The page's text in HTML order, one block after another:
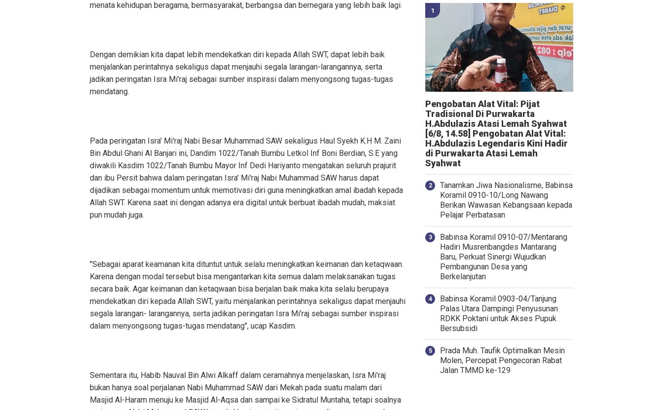
menata kehidupan beragama, bermasyarakat, berbangsa dan bernegara yang lebih baik lagi.
Dengan demikian kita dapat lebih mendekatkan diri kepada Allah SWT, dapat lebih baik
menjalankan perintahnya sekaligus dapat menjauhi segala larangan-larangannya, serta
jadikan peringatan Isra Mi’raj sebagai sumber inspirasi dalam menyongsong tugas-tugas
mendatang.
Pada peringatan Isra' Mi'raj Nabi Besar Muhammad SAW sekaligus Haul Syekh K.H M. Zaini
Bin Abdul Ghani Al Banjari ini, Dandim 1022/Tanah Bumbu Letkol Inf Boni Berdian, S.E yang
diwakili Kasdim 1022/Tanah Bumbu Mayor Inf Dedi Hariyanto mengatakan seluruh prajurit
dan ibu Persit bahwa dalam peringatan Isra' Mi'raj Nabi Muhammad SAW harus dapat
dijadikan sebagai momentum untuk memotivasi diri guna meningkatkan amal ibadah kepada
Allah SWT. Karena saat ini dengan adanya era digital untuk berbuat ibadah mudah, maksiat
pun mudah juga.
"Sebagai aparat keamanan kita dituntut untuk selalu meningkatkan keimanan dan ketaqwaan.
Karena dengan modal tersebut bisa mengantarkan kita semua dalam melaksanakan tugas
secara baik. Agar keimanan dan ketaqwaan bisa berjalan baik maka kita selalu berupaya
mendekatkan diri kepada Allah SWT, yaitu menjalankan perintahnya sekaligus dapat menjauhi
segala larangan- larangannya, serta jadikan peringatan Isra Mi'raj sebagai sumber inspirasi
dalam menyongsong tugas-tugas mendatang", ucap Kasdim.
Sementara itu, Habib Nauval Bin Alwi Alkaff dalam ceramahnya menjelaskan, Isra Mi'raj
bukan hanya soal perjalanan Nabi Muhammad SAW dari Mekah pada suatu malam dari
Masjid Al-Haram menuju ke Masjid Al-Aqsa dan sampai ke Sidratul Muntaha, tetapi soalnya
Pengobatan Alat Vital: Pijat
Tradisional Di Purwakarta
H.Abdulazis Atasi Lemah Syahwat
[6/8, 14.58] Pengobatan Alat Vital:
H.Abdulazis Legendaris Kini Hadir
di Purwakarta Atasi Lemah
Syahwat
Tanamkan Jiwa Nasionalisme, Babinsa
Koramil 0910-10/Long Nawang
Berikan Wawasan Kebangsaan kepada
Pelajar Perbatasan
Babinsa Koramil 0910-07/Mentarang
Hadiri Musrenbangdes Mantarang
Baru, Perkuat Sinergi Wujudkan
Pembangunan Desa yang
Berkelanjutan
‎Babinsa Koramil 0903-04/Tanjung
Palas Utara Dampingi Penyusunan
RDKK Poktani untuk Akses Pupuk
Bersubsidi
Prada Muh. Taufik Optimalkan Mesin
Molen, Percepat Pengecoran Rabat
Jalan TMMD ke-129